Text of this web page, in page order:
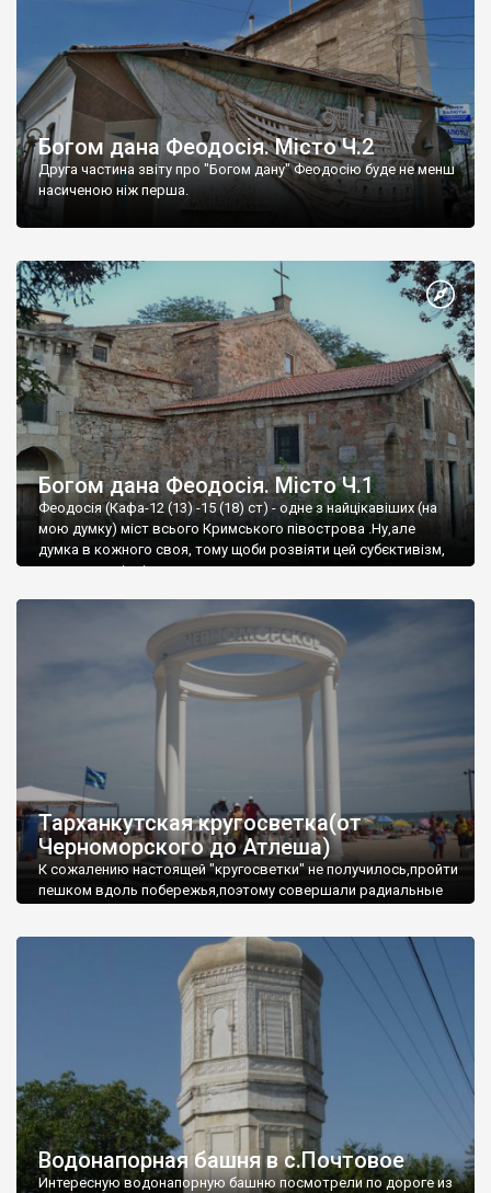
Богом дана Феодосія. Місто Ч.2
Друга частина звіту про "Богом дану" Феодосію буде не менш
насиченою ніж перша.
Богом дана Феодосія. Місто Ч.1
Феодосія (Кафа-12 (13) -15 (18) ст) - одне з найцікавіших (на
мою думку) міст всього Кримського півострова .Ну,але
думка в кожного своя, тому щоби розвіяти цей субєктивізм,
запрошую відвідати це
Тарханкутская кругосветка(от
Черноморского до Атлеша)
К сожалению настоящей "кругосветки" не получилось,пройти
пешком вдоль побережья,поэтому совершали радиальные
Водонапорная башня в с.Почтовое
Интересную водонапорную башню посмотрели по дороге из